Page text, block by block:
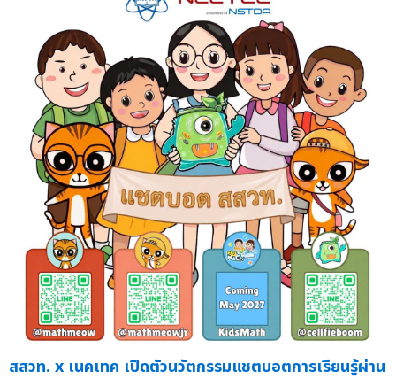
สสวท. x เนคเทค เปิดตัวนวัตกรรมแชตบอตการเรียนรู้ผ่าน